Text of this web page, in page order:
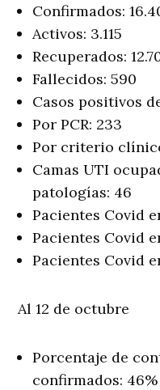
Confirmados:
Activos: 3.115
Recuperados:
Fallecidos: 590
Casos positivos
Por PCR: 233
Por criterio
Camas UTI
patologías: 46
Pacientes Covid
Pacientes Covid
Pacientes Covid
Al 12 de octubre
Porcentaje de
confirmados: 46%